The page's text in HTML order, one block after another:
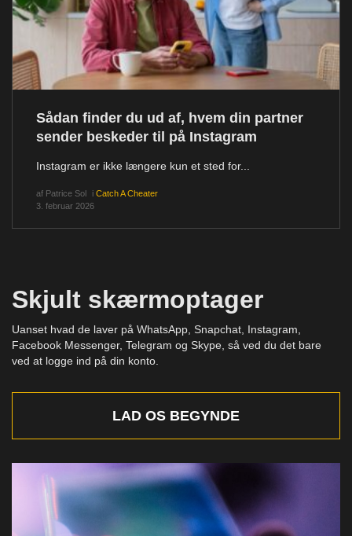
Sådan finder du ud af, hvem din partner
sender beskeder til på Instagram
Instagram er ikke længere kun et sted for...
af Patrice Sol i Catch A Cheater
3. februar 2026
Skjult skærmoptager
Uanset hvad de laver på WhatsApp, Snapchat, Instagram,
Facebook Messenger, Telegram og Skype, så ved du det bare
ved at logge ind på din konto.
LAD OS BEGYNDE